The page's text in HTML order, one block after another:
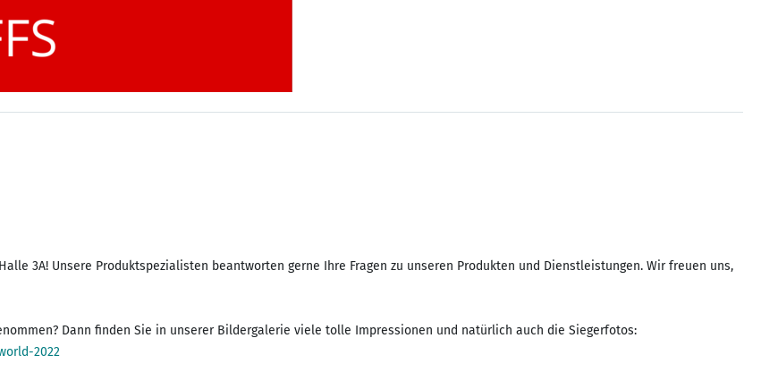
3A! Unsere Produktspezialisten beantworten gerne Ihre Fragen zu unseren Produkten und Dienstleistungen. Wir freuen uns,
Dann finden Sie in unserer Bildergalerie viele tolle Impressionen und natürlich auch die Siegerfotos:
2022